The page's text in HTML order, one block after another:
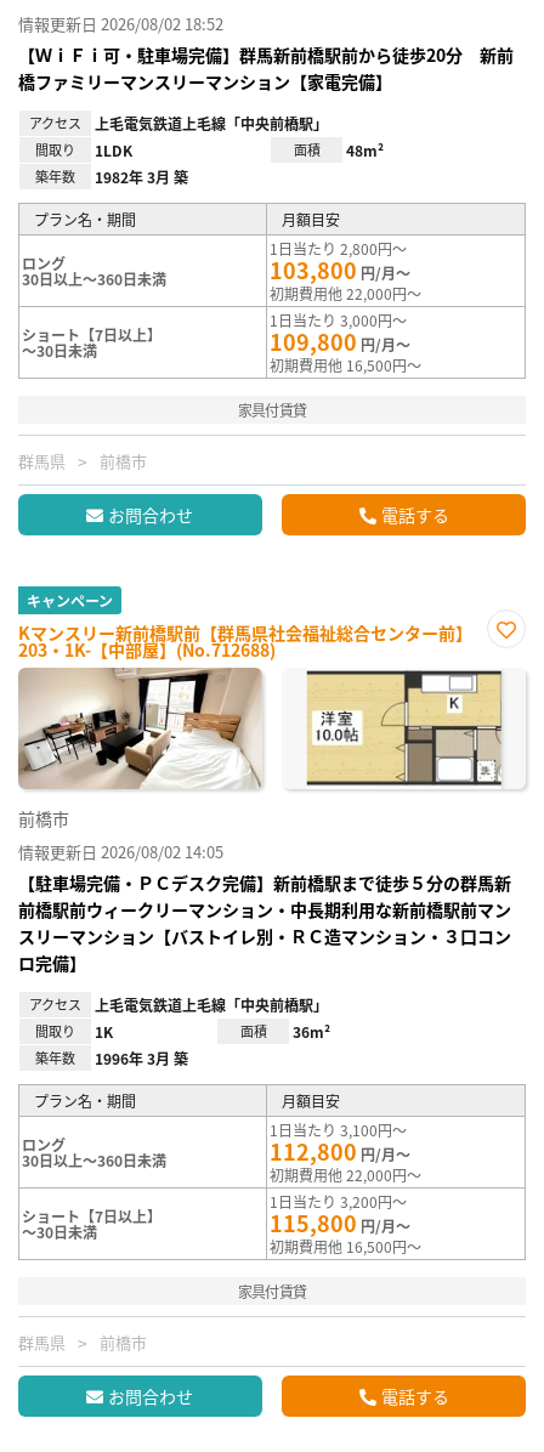
情報更新日 2026/08/02 18:52
【ＷｉＦｉ可・駐車場完備】群馬新前橋駅前から徒歩20分 新前
橋ファミリーマンスリーマンション【家電完備】
アクセス 上毛電気鉄道上毛線「中央前橋駅」
間取り 1LDK 面積 48m²
築年数 1982年 3月 築
プラン名・期間 月額目安
ロング
30日以上～360日未満
1日当たり 2,800円～
103,800 円/月～
初期費用他 22,000円～
ショート【7日以上】
～30日未満
1日当たり 3,000円～
109,800 円/月～
初期費用他 16,500円～
家具付賃貸
群馬県 前橋市
お問合わせ 電話する
キャンペーン
Kマンスリー新前橋駅前【群馬県社会福祉総合センター前】
203・1K-【中部屋】(No.712688)
に入
前橋市
情報更新日 2026/08/02 14:05
【駐車場完備・ＰＣデスク完備】新前橋駅まで徒歩５分の群馬新
前橋駅前ウィークリーマンション・中長期利用な新前橋駅前マン
スリーマンション【バストイレ別・ＲＣ造マンション・３口コン
ロ完備】
アクセス 上毛電気鉄道上毛線「中央前橋駅」
間取り 1K 面積 36m²
築年数 1996年 3月 築
プラン名・期間 月額目安
ロング
30日以上～360日未満
1日当たり 3,100円～
112,800 円/月～
初期費用他 22,000円～
ショート【7日以上】
～30日未満
1日当たり 3,200円～
115,800 円/月～
初期費用他 16,500円～
家具付賃貸
群馬県 前橋市
お問合わせ 電話する